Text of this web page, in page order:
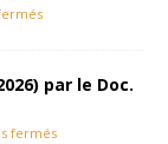
par le Doc.
fermés